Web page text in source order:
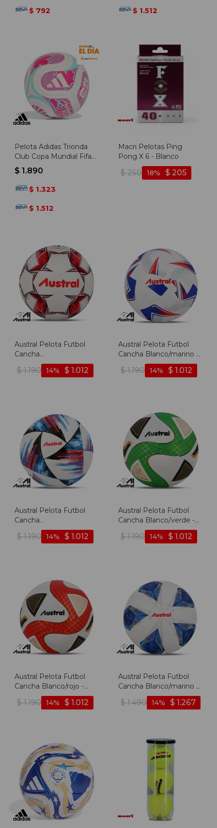
$ 792 $ 1.512
Pelota Adidas Trionda
Club Copa Mundial Fifa
26 - Blanco-rosado
$ 1.890
$ 1.323
$ 1.512
Macri Pelotas Ping
Pong X 6 - Blanco
$ 250 $ 205
18
Austral Pelota Futbol
Cancha
Blanco/rojo/negro -
Blanco-rojo
$ 1.190 $ 1.012
14
Austral Pelota Futbol
Cancha Blanco/marino -
Blanco-marino
$ 1.190 $ 1.012
14
Austral Pelota Futbol
Cancha
Blanco/celeste/naranja -
Blanco-celeste
$ 1.190 $ 1.012
14
Austral Pelota Futbol
Cancha Blanco/verde -
Blanco-verde
$ 1.190 $ 1.012
14
Austral Pelota Futbol
Cancha Blanco/rojo -
Blanco-rojo
$ 1.190 $ 1.012
14
Austral Pelota Futbol
Cancha Blanco/marino -
Blanco-marino
$ 1.490 $ 1.267
14